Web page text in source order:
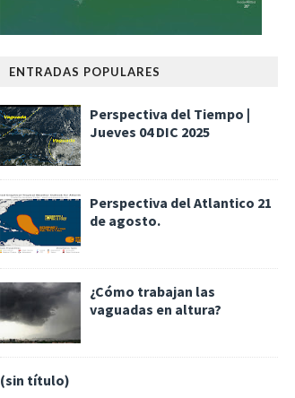
ENTRADAS POPULARES
Perspectiva del Tiempo |
Jueves 04 DIC 2025
Perspectiva del Atlantico 21
de agosto.
¿Cómo trabajan las
vaguadas en altura?
(sin título)